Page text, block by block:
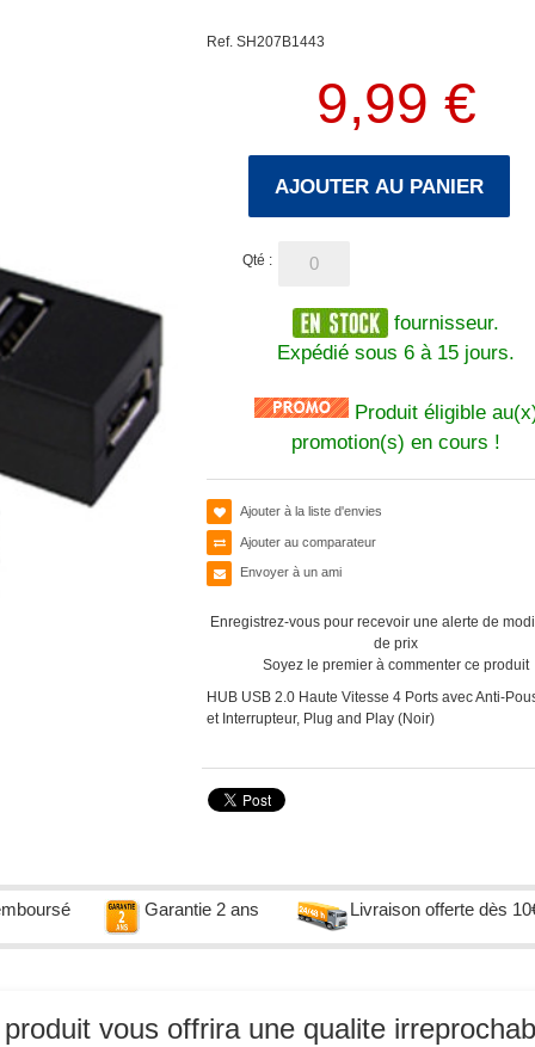
Ref. SH207B1443
9,99 €
AJOUTER AU PANIER
Qté :
fournisseur.
Expédié sous 6 à 15 jours.
Produit éligible
promotion(s) en cours !
Ajouter à la liste d'envies
Ajouter au comparateur
Envoyer à un ami
Enregistrez-vous pour recevoir une alerte de
de prix
Soyez le premier à commenter ce produit
HUB USB 2.0 Haute Vitesse 4 Ports avec Anti-
et Interrupteur, Plug and Play (Noir)
Garantie 2 ans Livraison offerte dès
vous offrira une qualite